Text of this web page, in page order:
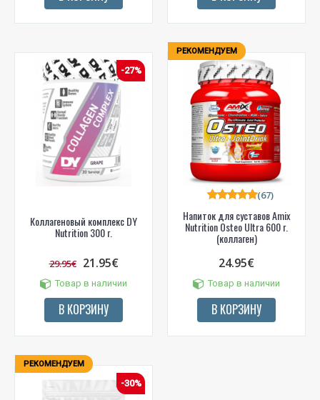
-27%
Коллагеновый комплекс DY
Nutrition 300 г.
29.95€ 21.95€
Товар в наличии
В КОРЗИНУ
РЕКОМЕНДУЕМ
Напиток для суставов Amix
Nutrition Osteo Ultra 600 г.
(коллаген)
(67)
24.95€
Товар в наличии
В КОРЗИНУ
РЕКОМЕНДУЕМ
-30%